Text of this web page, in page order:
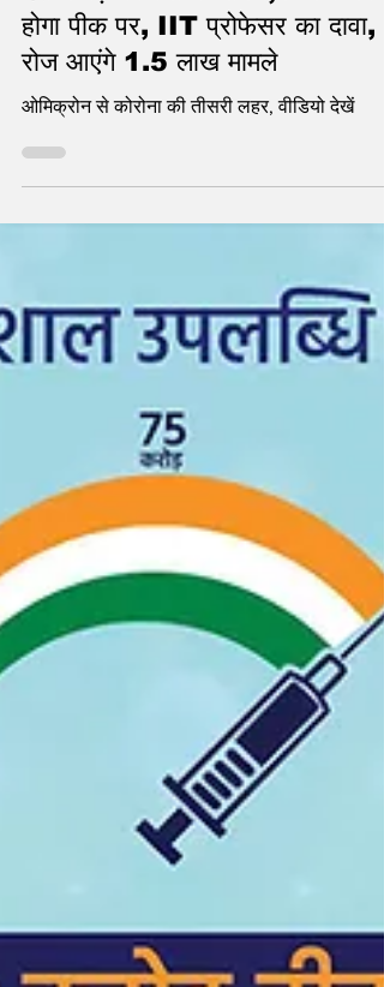
देश में बढ़े कोरोना के मामले,फरवरी तक
होगा पीक पर, IIT प्रोफेसर का दावा,
रोज आएंगे 1.5 लाख मामले
ओमिक्रोन से कोरोना की तीसरी लहर, वीडियो देखें